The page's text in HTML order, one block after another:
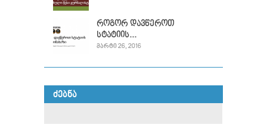
როგორ დავწეროთ
სტატიის...
ᲛᲐᲠᲢᲘ 26, 2016
ᲫᲔᲑᲜᲐ